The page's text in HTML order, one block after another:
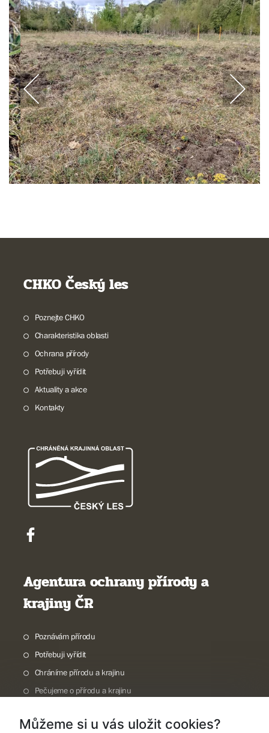
CHKO Český les
Poznejte CHKO
Charakteristika oblasti
Ochrana přírody
Potřebuji vyřídit
Aktuality a akce
Kontakty
Agentura ochrany přírody a
krajiny ČR
Poznávám přírodu
Potřebuji vyřídit
Chráníme přírodu a krajinu
Pečujeme o přírodu a krajinu
O nás
Můžeme si u vás uložit cookies?